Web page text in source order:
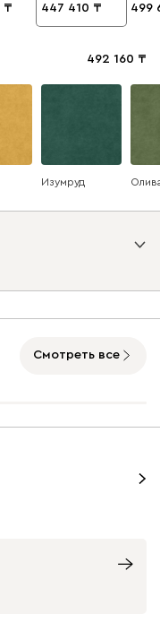
447 410 499
492 160
Изумруд
Мята
Смотреть все